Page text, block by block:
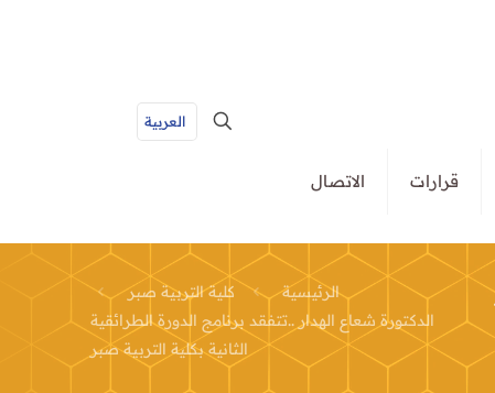
قرارات الاتصال
العربية
الرئيسية
كلية التربية صبر
الدكتورة شعاع الهدار ..تتفقد برنامج الدورة الطرائقية
الثانية بكلية التربية صبر